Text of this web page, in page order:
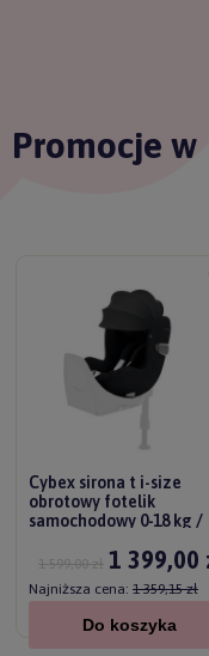
Promocje w
Cybex sirona t i-size
obrotowy fotelik
samochodowy 0-18 kg /
1 399,00
1 599,00 zł
Najniższa cena: 1 359,15 zł
Do koszyka